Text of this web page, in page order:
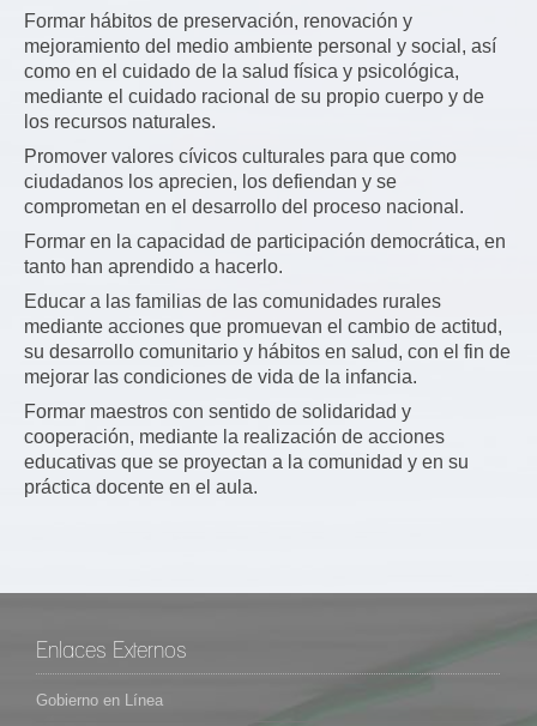
Formar hábitos de preservación, renovación y
mejoramiento del medio ambiente personal y social, así
como en el cuidado de la salud física y psicológica,
mediante el cuidado racional de su propio cuerpo y de
los recursos naturales.
Promover valores cívicos culturales para que como
ciudadanos los aprecien, los defiendan y se
comprometan en el desarrollo del proceso nacional.
Formar en la capacidad de participación democrática, en
tanto han aprendido a hacerlo.
Educar a las familias de las comunidades rurales
mediante acciones que promuevan el cambio de actitud,
su desarrollo comunitario y hábitos en salud, con el fin de
mejorar las condiciones de vida de la infancia.
Formar maestros con sentido de solidaridad y
cooperación, mediante la realización de acciones
educativas que se proyectan a la comunidad y en su
práctica docente en el aula.
Enlaces Externos
Gobierno en Línea